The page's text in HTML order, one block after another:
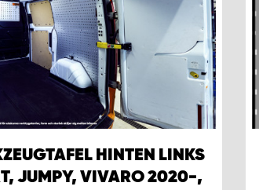
HINTEN LINKS
JUMPY, VIVARO 2020-,